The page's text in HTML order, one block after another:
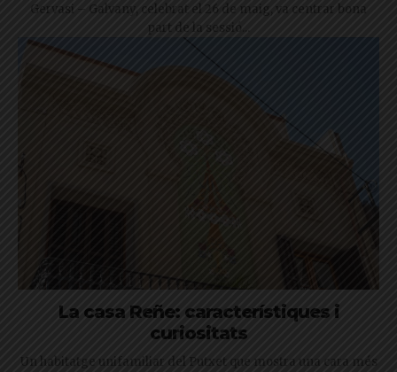
Gervasi – Galvany, celebrat el 26 de maig, va centrar bona
part de la sessió...
La casa Reñe: característiques i
curiositats
Un habitatge unifamiliar del Putxet que mostra una cara més